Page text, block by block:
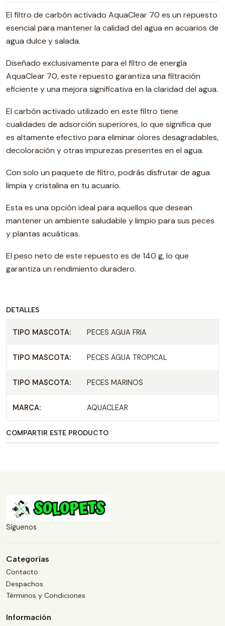
El filtro de carbón activado AquaClear 70 es un repuesto
esencial para mantener la calidad del agua en acuarios de
agua dulce y salada.
Diseñado exclusivamente para el filtro de energía
AquaClear 70, este repuesto garantiza una filtración
eficiente y una mejora significativa en la claridad del agua.
El carbón activado utilizado en este filtro tiene
cualidades de adsorción superiores, lo que significa que
es altamente efectivo para eliminar olores desagradables,
decoloración y otras impurezas presentes en el agua.
Con solo un paquete de filtro, podrás disfrutar de agua
limpia y cristalina en tu acuario.
Esta es una opción ideal para aquellos que desean
mantener un ambiente saludable y limpio para sus peces
y plantas acuáticas.
El peso neto de este repuesto es de 140 g, lo que
garantiza un rendimiento duradero.
DETALLES
TIPO MASCOTA: PECES AGUA FRIA
TIPO MASCOTA: PECES AGUA TROPICAL
TIPO MASCOTA: PECES MARINOS
MARCA: AQUACLEAR
COMPARTIR ESTE PRODUCTO
Síguenos
Categorías
Contacto
Despachos
Términos y Condiciones
Información